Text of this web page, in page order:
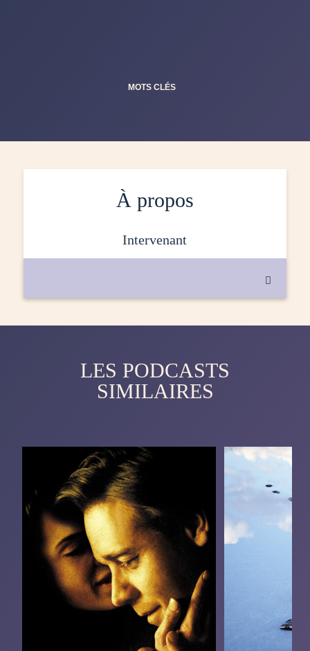
MOTS CLÉS
À propos
intervenant

LES PODCASTS
SIMILAIRES